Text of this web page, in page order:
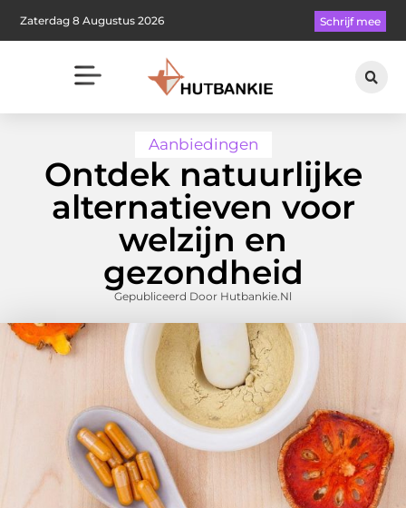
Zaterdag 8 Augustus 2026 Schrijf mee
Aanbiedingen
Ontdek natuurlijke
alternatieven voor
welzijn en
gezondheid
Gepubliceerd Door Hutbankie.nl